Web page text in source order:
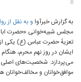
به گزارش خبرآوا و به نقل از
مجلس شبیه‌خوانی «حضرت
تعزیهٔ حضرت عباس (ع) یکی
ایشان در روز نهم محرم،
می‌پردازد. شخصیت‌های
موافق‌خوانان و مخالف‌خوانان